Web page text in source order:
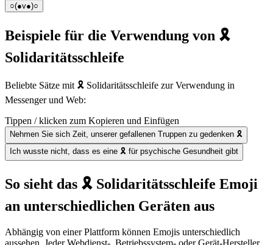
○(●v●)○
Beispiele für die Verwendung von 🎗️
Solidaritätsschleife
Beliebte Sätze mit 🎗️ Solidaritätsschleife zur Verwendung in
Messenger und Web:
Tippen / klicken zum Kopieren und Einfügen
Nehmen Sie sich Zeit, unserer gefallenen Truppen zu gedenken 🎗
Ich wusste nicht, dass es eine 🎗 für psychische Gesundheit gibt
So sieht das 🎗️ Solidaritätsschleife Emoji
an unterschiedlichen Geräten aus
Abhängig von einer Plattform können Emojis unterschiedlich
aussehen. Jeder Webdienst-, Betriebssystem- oder Gerät-Hersteller